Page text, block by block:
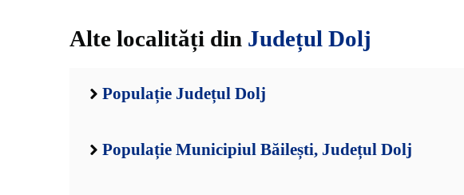
Alte localități din Județul Dolj
Populație Județul Dolj
Populație Municipiul Băilești, Județul Dolj